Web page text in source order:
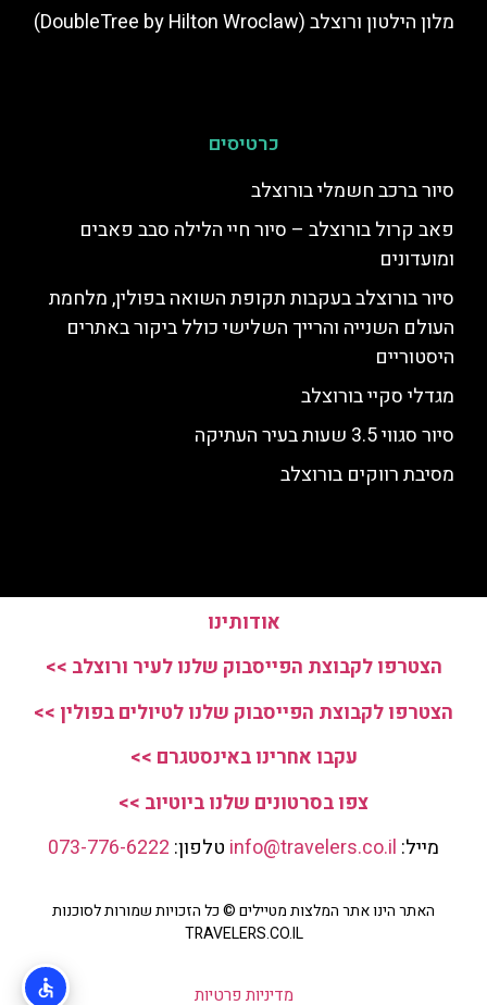
מלון הילטון ורוצלב (DoubleTree by Hilton Wroclaw)
כרטיסים
סיור ברכב חשמלי בורוצלב
פאב קרול בורוצלב – סיור חיי הלילה סבב פאבים
ומועדונים
סיור בורוצלב בעקבות תקופת השואה בפולין, מלחמת
העולם השנייה והרייך השלישי כולל ביקור באתרים
היסטוריים
מגדלי סקיי בורוצלב
סיור סגווי 3.5 שעות בעיר העתיקה
מסיבת רווקים בורוצלב
אודותינו
הצטרפו לקבוצת הפייסבוק שלנו לעיר ורוצלב >>
הצטרפו לקבוצת הפייסבוק שלנו לטיולים בפולין >>
עקבו אחרינו באינסטגרם >>
צפו בסרטונים שלנו ביוטיוב >>
מייל:
טלפון: 073-776-6222
האתר הינו אתר המלצות מטיילים © כל הזכויות שמורות לסוכנות
TRAVELERS.CO.IL
מדיניות פרטיות